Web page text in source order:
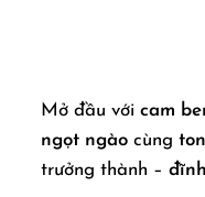
Mở đầu với cam
ngọt ngào cùng
trưởng thành –